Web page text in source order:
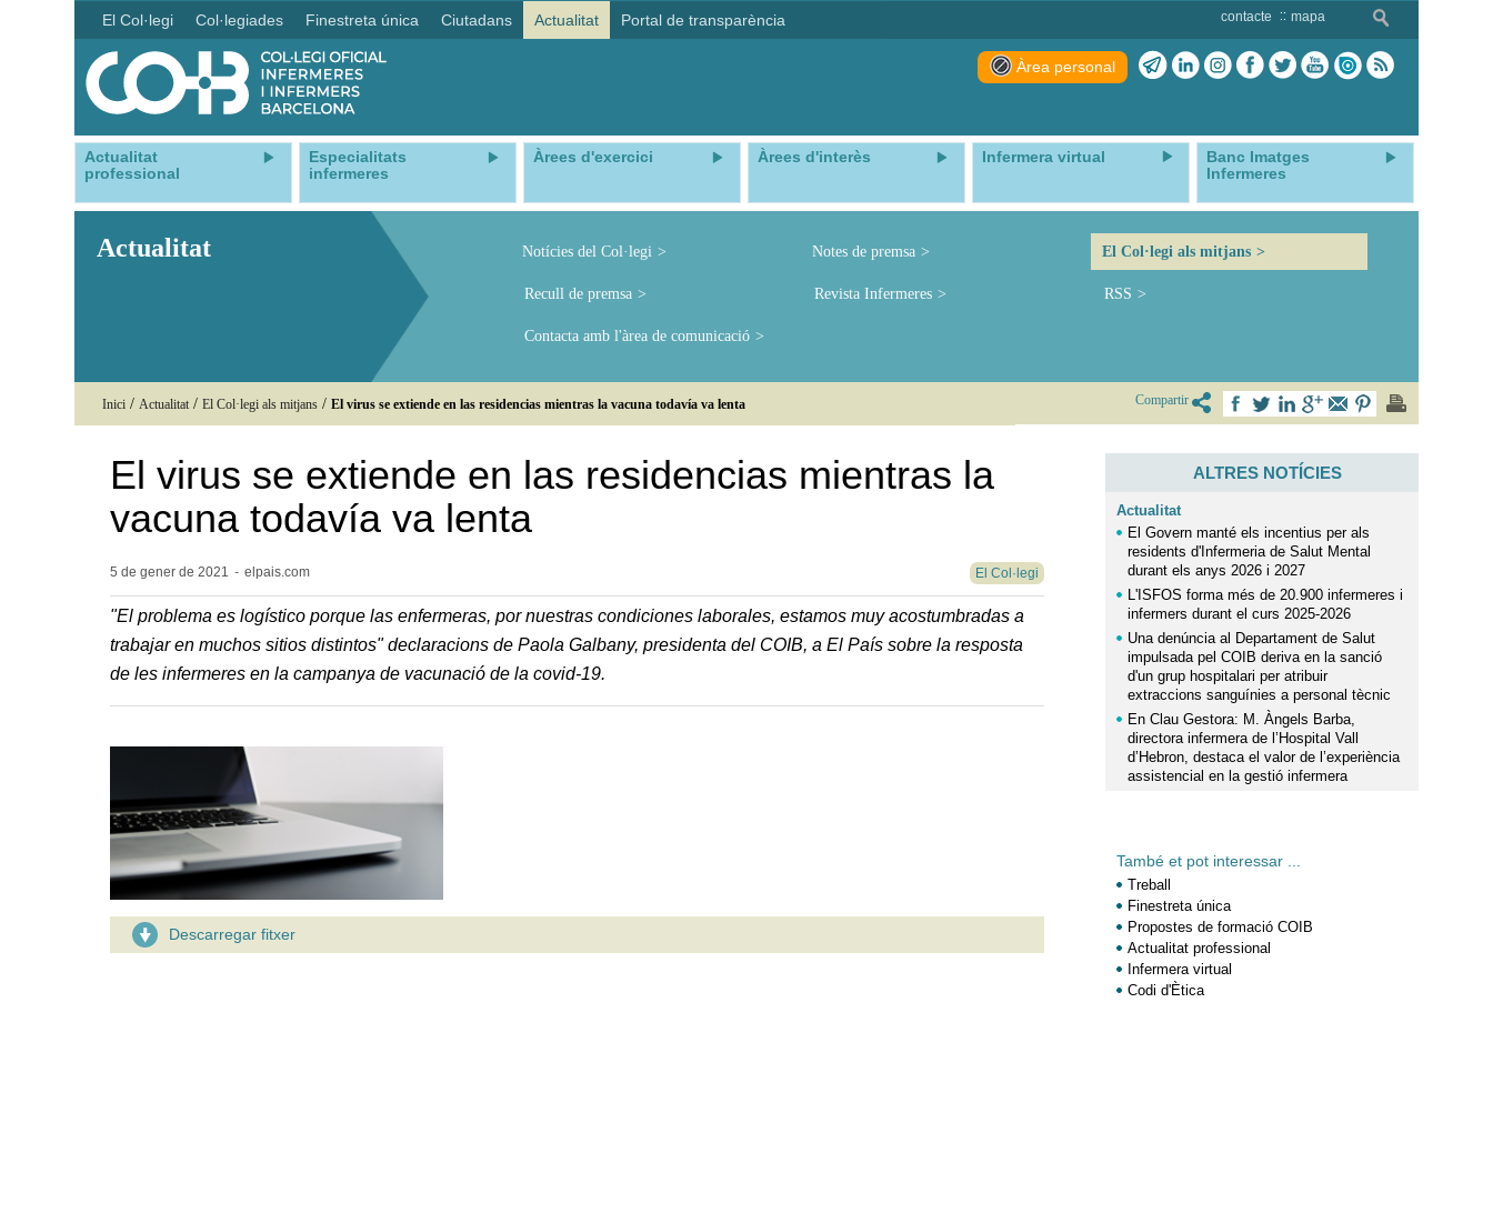
El Col·legi Col·legiades Finestreta única Ciutadans Actualitat Portal de transparència contacte mapa
Àrea personal
Actualitat
professional
Especialitats
infermeres
Àrees d'exercici Àrees d'interès Infermera virtual
Banc Imatges
Infermeres
Actualitat Notícies del Col·legi Notes de premsa El Col·legi als mitjans
Recull de premsa Revista Infermeres RSS
Contacta amb l'àrea de comunicació
Inici / Actualitat / El Col·legi als mitjans / El virus se extiende en las residencias mientras la vacuna todavía va lenta Compartir
El virus se extiende en las residencias mientras la
vacuna todavía va lenta
5 de gener de 2021 - elpais.com El Col·legi
"El problema es logístico porque las enfermeras, por nuestras condiciones laborales, estamos muy acostumbradas a
trabajar en muchos sitios distintos" declaracions de Paola Galbany, presidenta del COIB, a El País sobre la resposta
de les infermeres en la campanya de vacunació de la covid-19.
Descarregar fitxer
ALTRES NOTÍCIES
Actualitat
El Govern manté els incentius per als
residents d'Infermeria de Salut Mental
durant els anys 2026 i 2027
L'ISFOS forma més de 20.900 infermeres i
infermers durant el curs 2025-2026
Una denúncia al Departament de Salut
impulsada pel COIB deriva en la sanció
d'un grup hospitalari per atribuir
extraccions sanguínies a personal tècnic
En Clau Gestora: M. Àngels Barba,
directora infermera de l’Hospital Vall
d’Hebron, destaca el valor de l’experiència
assistencial en la gestió infermera
També et pot interessar ...
Treball
Finestreta única
Propostes de formació COIB
Actualitat professional
Infermera virtual
Codi d'Ètica